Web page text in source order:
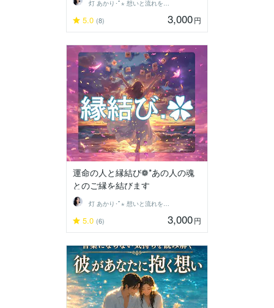
5.0 (8) 3,000円
運命の人と縁結び❁*あの人の魂
とのご縁を結びます
灯 あかり･ﾟ⋆ 想いと流れを結ぶ鑑定士
5.0 (6) 3,000円